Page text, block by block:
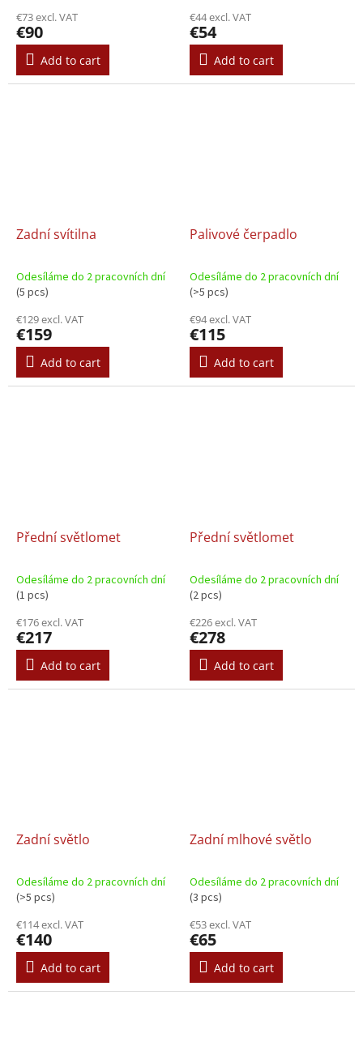
€73 excl. VAT
€90
Add to cart
€44 excl. VAT
€54
Add to cart
Zadní svítilna
Odesíláme do 2 pracovních dní
(5 pcs)
€129 excl. VAT
€159
Add to cart
Palivové čerpadlo
Odesíláme do 2 pracovních dní
(>5 pcs)
€94 excl. VAT
€115
Add to cart
Přední světlomet
Odesíláme do 2 pracovních dní
(1 pcs)
€176 excl. VAT
€217
Add to cart
Přední světlomet
Odesíláme do 2 pracovních dní
(2 pcs)
€226 excl. VAT
€278
Add to cart
Zadní světlo
Odesíláme do 2 pracovních dní
(>5 pcs)
€114 excl. VAT
€140
Add to cart
Zadní mlhové světlo
Odesíláme do 2 pracovních dní
(3 pcs)
€53 excl. VAT
€65
Add to cart